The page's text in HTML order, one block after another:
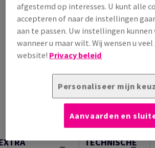
Pak
−
Artikel snijden
Samples
TECHNISCHE
afgestemd op interesses. U kunt alle
accepteren of naar de instellingen
aan te passen. Uw instellingen
wanneer u maar wilt. Wij wensen u
website! Privacy beleid
Personaliseer mijn
Aanvaarden en